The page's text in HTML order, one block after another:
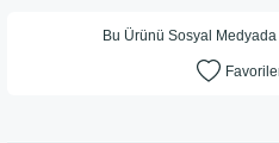
Bu Ürünü Sosyal